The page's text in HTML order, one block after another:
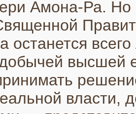
Амона-Ра. Но
останется
высшей
власти,